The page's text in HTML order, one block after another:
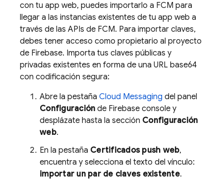
con tu app web, puedes importarlo a FCM para
llegar a las instancias existentes de tu app web a
través de las APIs de FCM. Para importar claves,
debes tener acceso como propietario al proyecto
de Firebase. Importa tus claves públicas y
privadas existentes en forma de una URL base64
con codificación segura:
Abre la pestaña Cloud Messaging del panel
Configuración de Firebase console y
desplázate hasta la sección Configuración
web.
En la pestaña Certificados push web,
encuentra y selecciona el texto del vínculo:
importar un par de claves existente.